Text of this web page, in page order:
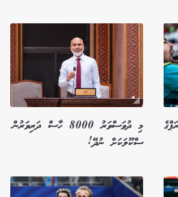
މި ދުވަސްވަރު 8000 ހާސް ދަރިވަރުން
ސްކޫލަކަށް ނުދޭ!